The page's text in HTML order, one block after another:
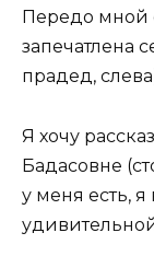
Передо мной
запечатлена
прадед,
Я хочу
Бадасовне
у меня есть,